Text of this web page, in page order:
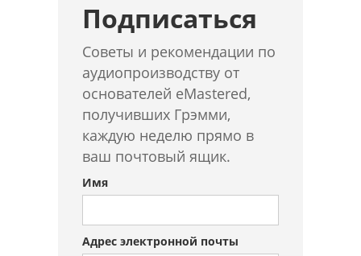
Подписаться
Советы и рекомендации по
аудиопроизводству от
основателей eMastered,
получивших Грэмми,
каждую неделю прямо в
ваш почтовый ящик.
Имя
Адрес электронной почты